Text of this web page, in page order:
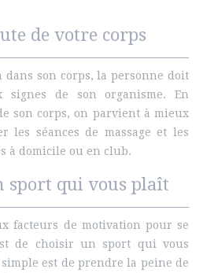
de votre corps
son corps, la personne doit
signes de son organisme. En
son corps, on parvient à mieux
les séances de massage et les
à domicile ou en club.
sport qui vous plaît
facteurs de motivation pour se
de choisir un sport qui vous
est de prendre la peine de